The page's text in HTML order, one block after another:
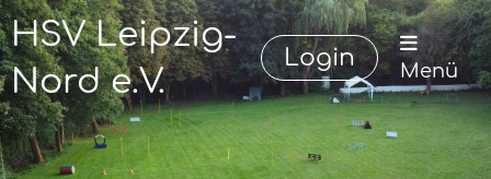
HSV Leipzig-
Nord e.V.
Login Menü